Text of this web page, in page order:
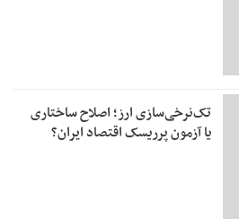
تک‌نرخی‌سازی ارز؛ اصلاح ساختاری
یا آزمون پرریسک اقتصاد ایران؟